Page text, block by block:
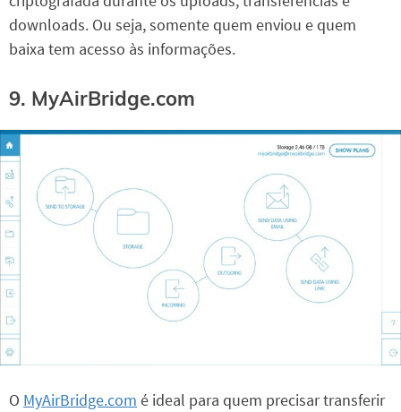
downloads. Ou seja, somente quem enviou e quem
baixa tem acesso às informações.
9. MyAirBridge.com
O MyAirBridge.com é ideal para quem precisar transferir